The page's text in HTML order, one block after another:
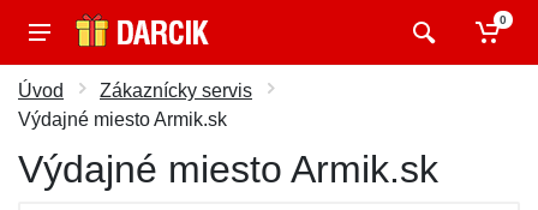
0
Úvod
Zákaznícky servis
Výdajné miesto Armik.sk
Výdajné miesto Armik.sk